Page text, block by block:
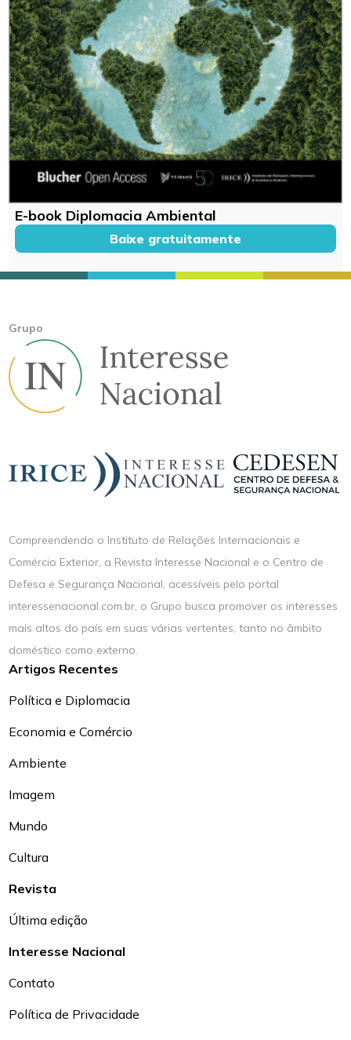
E-book Diplomacia Ambiental
Baixe gratuitamente
Grupo
Compreendendo o Instituto de Relações Internacionais e
Comércio Exterior, a Revista Interesse Nacional e o Centro de
Defesa e Segurança Nacional, acessíveis pelo portal
interessenacional.com.br, o Grupo busca promover os interesses
mais altos do país em suas várias vertentes, tanto no âmbito
doméstico como externo.
Artigos Recentes
Política e Diplomacia
Economia e Comércio
Ambiente
Imagem
Mundo
Cultura
Revista
Última edição
Interesse Nacional
Contato
Política de Privacidade